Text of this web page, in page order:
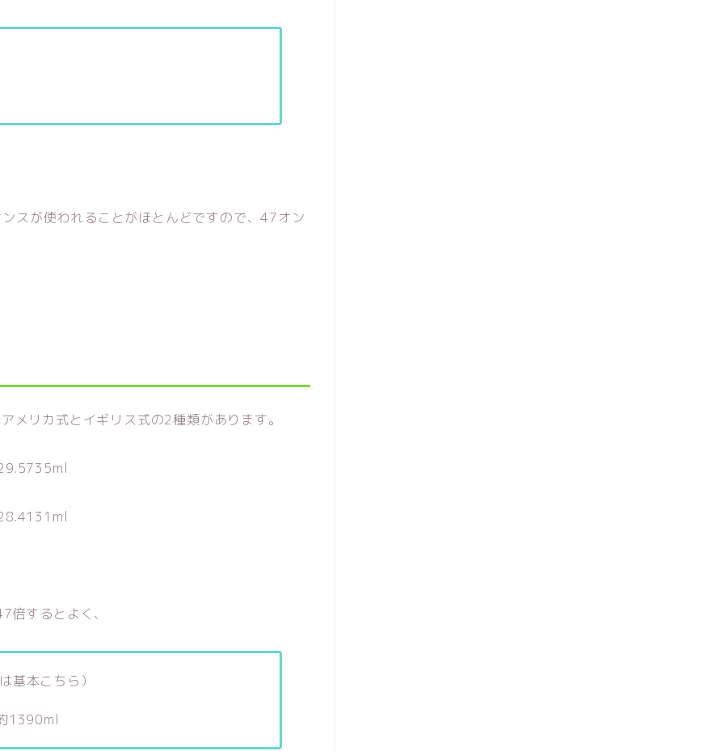
スが使われることがほとんどですので、47オン
メリカ式とイギリス式の2種類があります。
するとよく、
基本こちら）
1390ml